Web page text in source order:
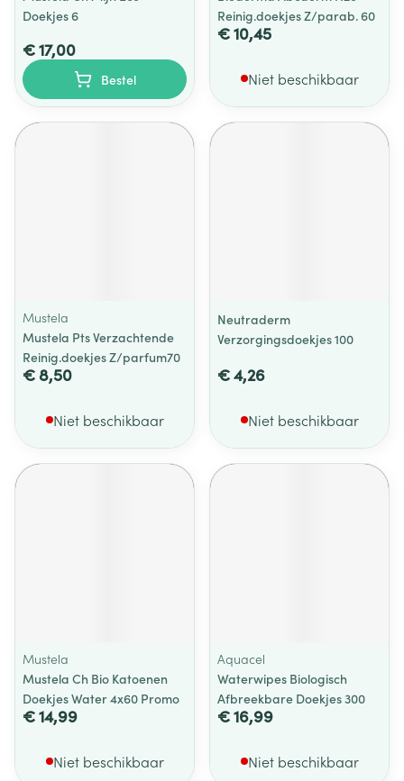
Doekjes 6
€ 17,00
Bestel
Reinig.doekjes Z/parab. 60
€ 10,45
Niet beschikbaar
Mustela
Mustela Pts Verzachtende
Reinig.doekjes Z/parfum70
€ 8,50
Niet beschikbaar
Neutraderm
Verzorgingsdoekjes 100
€ 4,26
Niet beschikbaar
Mustela
Mustela Ch Bio Katoenen
Doekjes Water 4x60 Promo
€ 14,99
Niet beschikbaar
Aquacel
Waterwipes Biologisch
Afbreekbare Doekjes 300
€ 16,99
Niet beschikbaar